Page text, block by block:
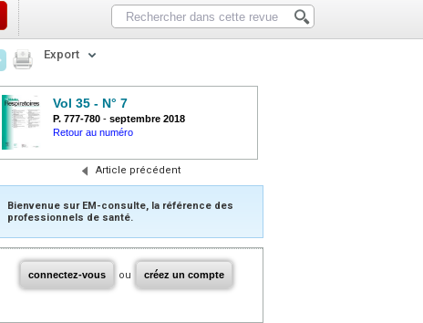
Export
Vol 35 - N° 7
P. 777-780 - septembre 2018
Retour au numéro
Article précédent
Bienvenue sur EM-consulte, la référence des
professionnels de santé.
connectez-vous ou créez un compte